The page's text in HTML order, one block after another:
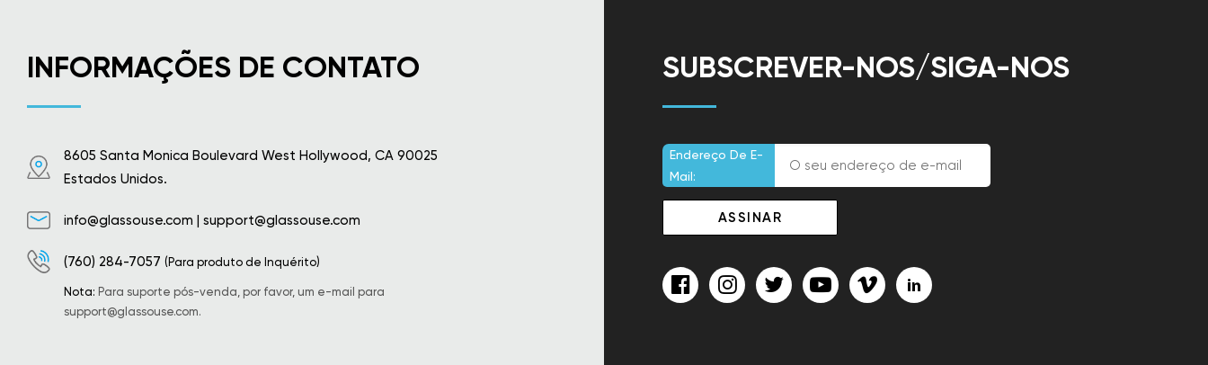
INFORMAÇÕES DE CONTATO
8605 Santa Monica Boulevard West Hollywood, CA 90025
Estados Unidos.
info@glassouse.com | support@glassouse.com
(760) 284-7057 (Para produto de Inquérito)
Nota: Para suporte pós-venda, por favor, um e-mail para
support@glassouse.com.
SUBSCREVER-NOS/SIGA-NOS
Endereço De E-
Mail: